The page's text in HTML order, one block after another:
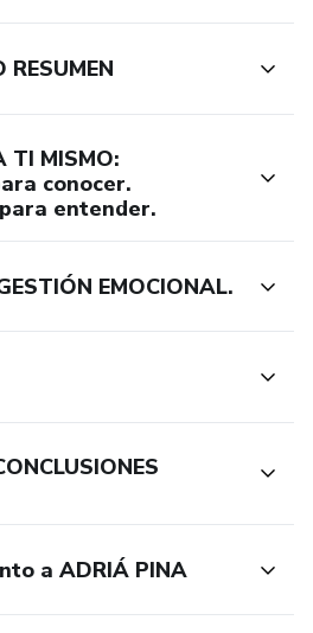
RESUMEN
TI MISMO:
conocer.
entender.
EMOCIONAL.
a ADRIÁ PINA